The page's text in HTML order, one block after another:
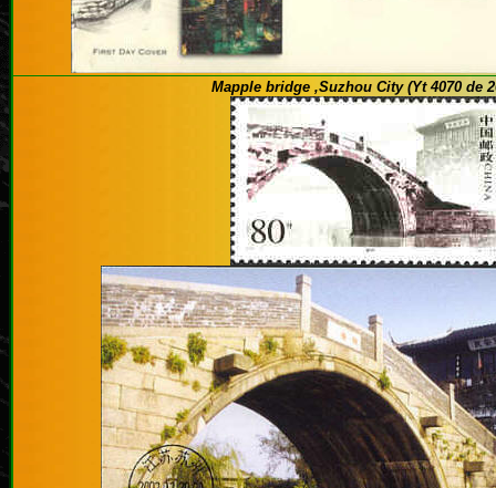
Mapple bridge ,Suzhou City (Yt 4070 de